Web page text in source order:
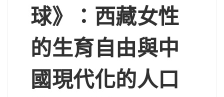
球》：西藏女性
的生育自由與中
國現代化的人口